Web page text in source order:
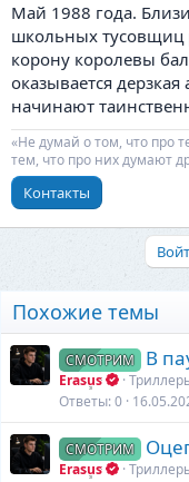
Май 1988 года.
школьных тусовщиц
корону королевы
оказывается
начинают
«Не думай о том, что про
тем, что про них думают
Контакты
Похожие темы
СМОТРИМ В
Erasus
Ответы 0
СМОТРИМ
Erasus